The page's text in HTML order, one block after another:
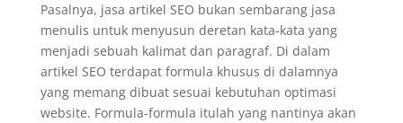
Pasalnya, jasa artikel SEO bukan sembarang jasa
menulis untuk menyusun deretan kata-kata yang
menjadi sebuah kalimat dan paragraf. Di dalam
artikel SEO terdapat formula khusus di dalamnya
yang memang dibuat sesuai kebutuhan optimasi
website. Formula-formula itulah yang nantinya akan